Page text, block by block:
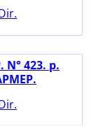
N° 423. p.